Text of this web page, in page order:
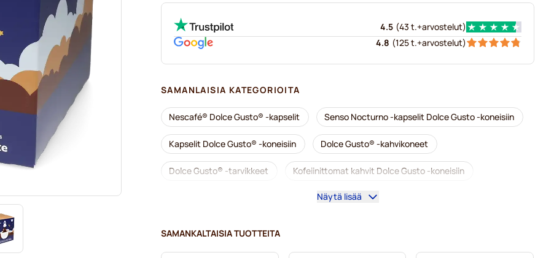
4.5 (43 t.+arvostelut)
4.8 (125 t.+arvostelut)
SAMANLAISIA KATEGORIOITA
Nescafé® Dolce Gusto® -kapselit Senso Nocturno -kapselit Dolce Gusto -koneisiin
Kapselit Dolce Gusto® -koneisiin Dolce Gusto® -kahvikoneet
Dolce Gusto® -tarvikkeet Kofeiinittomat kahvit Dolce Gusto -koneisiin
Kalkinpoisto ja huolto Dolce Gusto-kahvinkeittimeen
Café René -kahvikapselit Dolce Gusto -koneisiin
Näytä lisää
SAMANKALTAISIA TUOTTEITA